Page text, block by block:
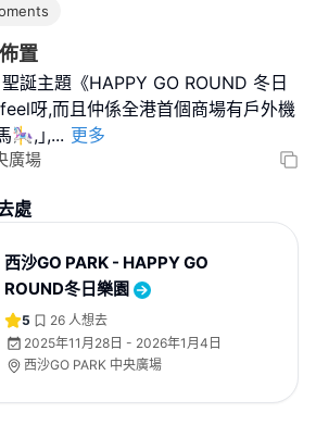
置
誕主題《HAPPY GO ROUND 冬日
呀,而且仲係全港首個商場有戶外機
🎠,｣,... 更多
廣場
處
西沙GO PARK - HAPPY GO
ROUND冬日樂園
5 26 人想去
2025年11月28日 - 2026年1月4日
西沙GO PARK 中央廣場